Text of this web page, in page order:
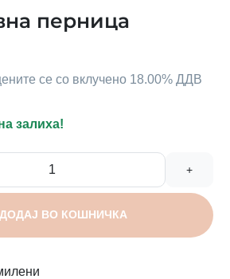
перница
се со вклучено 18.00% ДДВ
залиха!
+
ДОДАЈ ВО КОШНИЧКА